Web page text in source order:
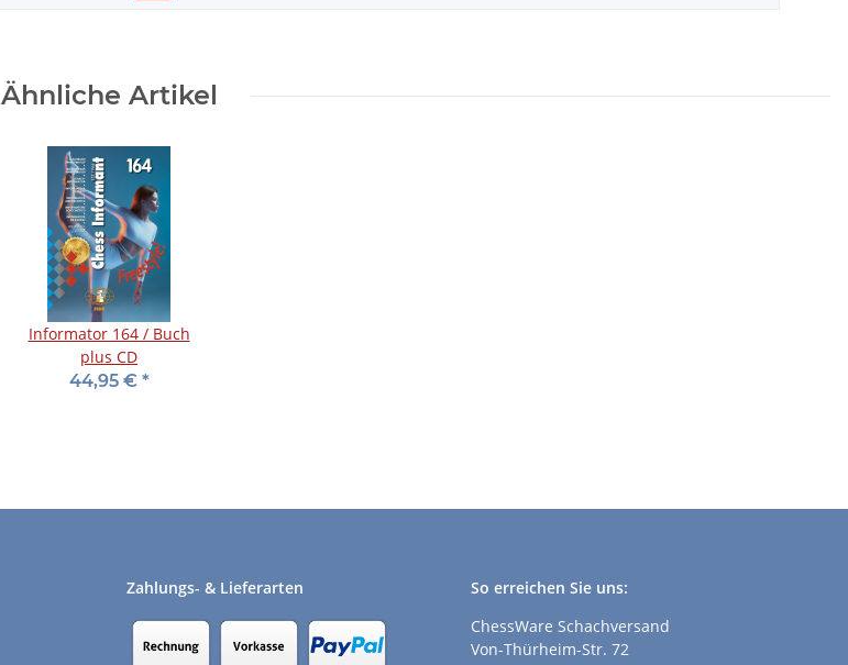
Ähnliche Artikel
Informator 164 / Buch
plus CD
44,95 € *
Zahlungs- & Lieferarten
So erreichen Sie uns:
ChessWare Schachversand
Von-Thürheim-Str. 72